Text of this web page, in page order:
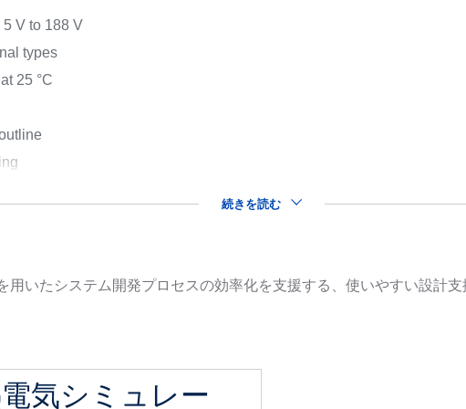
V to 188 V
types
25 °C
続きを読む
用いたシステム開発プロセスの効率化を支援する、使いやすい設計
気シミュレー